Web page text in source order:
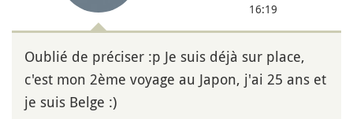
16:19
Oublié de préciser :p Je suis déjà sur place,
c'est mon 2ème voyage au Japon, j'ai 25 ans et
je suis Belge :)